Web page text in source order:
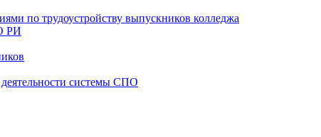
по трудоустройству выпускников колледжа
РИ
системы СПО